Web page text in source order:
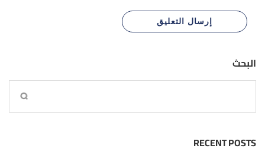
البحث
RECENT POSTS